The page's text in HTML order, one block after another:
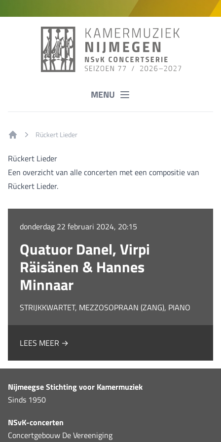
MENU
Rückert Lieder
Rückert Lieder
Een overzicht van alle concerten met een compositie van
Rückert Lieder.
donderdag 22 februari 2024, 20:15
Quatuor Danel, Virpi
Räisänen & Hannes
Minnaar
STRIJKKWARTET, MEZZOSOPRAAN (ZANG), PIANO
LEES MEER →
Nijmeegse Stichting voor Kamermuziek
Sinds 1950
NSvK-concerten
Concertgebouw De Vereeniging